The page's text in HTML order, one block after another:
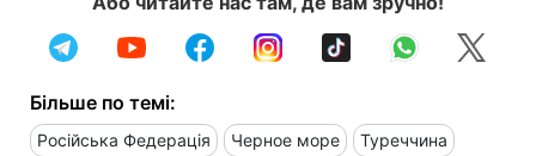
Більше по темі:
Російська Федерація Черное море Туреччина